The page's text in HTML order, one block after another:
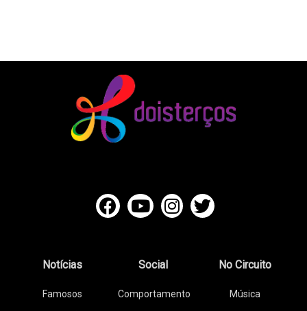
Notícias
Famosos
Social
Comportamento
No Circuito
Música